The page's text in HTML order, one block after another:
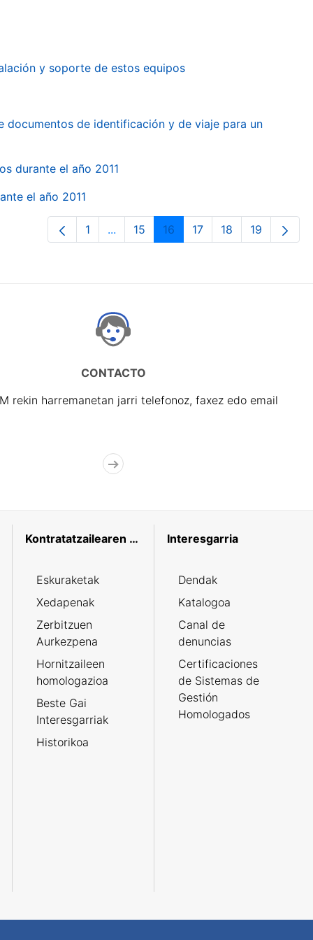
y soporte de estos equipos
de identificación y de viaje para un
durante el año 2011
el año 2011
Orrialdea
1 ...Intermediate Pages Use TAB to
Orrialdea
15 Orrialdea
16 Orrialdea
17 Orrialdea
18 Orrialdea
19
CONTACTO
rekin harremanetan jarri telefonoz, faxez edo email
Kontratatzailearen profila
Eskuraketak
Xedapenak
Zerbitzuen
Aurkezpena
Hornitzaileen
homologazioa
Beste Gai
Interesgarriak
Historikoa
Interesgarria
Dendak
Katalogoa
Canal de
denuncias
Certificaciones
de Sistemas de
Gestión
Homologados